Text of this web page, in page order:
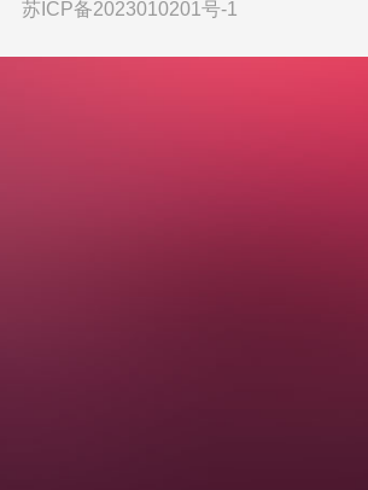
苏ICP备2023010201号-1